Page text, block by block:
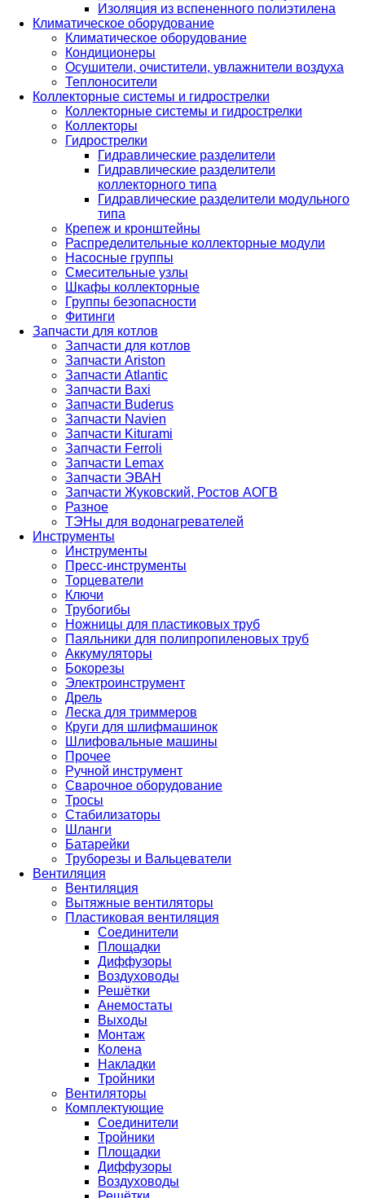
Изоляция из вспененного полиэтилена
Климатическое оборудование
Климатическое оборудование
Кондиционеры
Осушители, очистители, увлажнители воздуха
Теплоносители
Коллекторные системы и гидрострелки
Коллекторные системы и гидрострелки
Коллекторы
Гидрострелки
Гидравлические разделители
Гидравлические разделители
коллекторного типа
Гидравлические разделители модульного
типа
Крепеж и кронштейны
Распределительные коллекторные модули
Насосные группы
Смесительные узлы
Шкафы коллекторные
Группы безопасности
Фитинги
Запчасти для котлов
Запчасти для котлов
Запчасти Ariston
Запчасти Atlantic
Запчасти Baxi
Запчасти Buderus
Запчасти Navien
Запчасти Kiturami
Запчасти Ferroli
Запчасти Lemax
Запчасти ЭВАН
Запчасти Жуковский, Ростов АОГВ
Разное
ТЭНы для водонагревателей
Инструменты
Инструменты
Пресс-инструменты
Торцеватели
Ключи
Трубогибы
Ножницы для пластиковых труб
Паяльники для полипропиленовых труб
Аккумуляторы
Бокорезы
Электроинструмент
Дрель
Леска для триммеров
Круги для шлифмашинок
Шлифовальные машины
Прочее
Ручной инструмент
Сварочное оборудование
Тросы
Стабилизаторы
Шланги
Батарейки
Труборезы и Вальцеватели
Вентиляция
Вентиляция
Вытяжные вентиляторы
Пластиковая вентиляция
Соединители
Площадки
Диффузоры
Воздуховоды
Решётки
Анемостаты
Выходы
Монтаж
Колена
Накладки
Тройники
Вентиляторы
Комплектующие
Соединители
Тройники
Площадки
Диффузоры
Воздуховоды